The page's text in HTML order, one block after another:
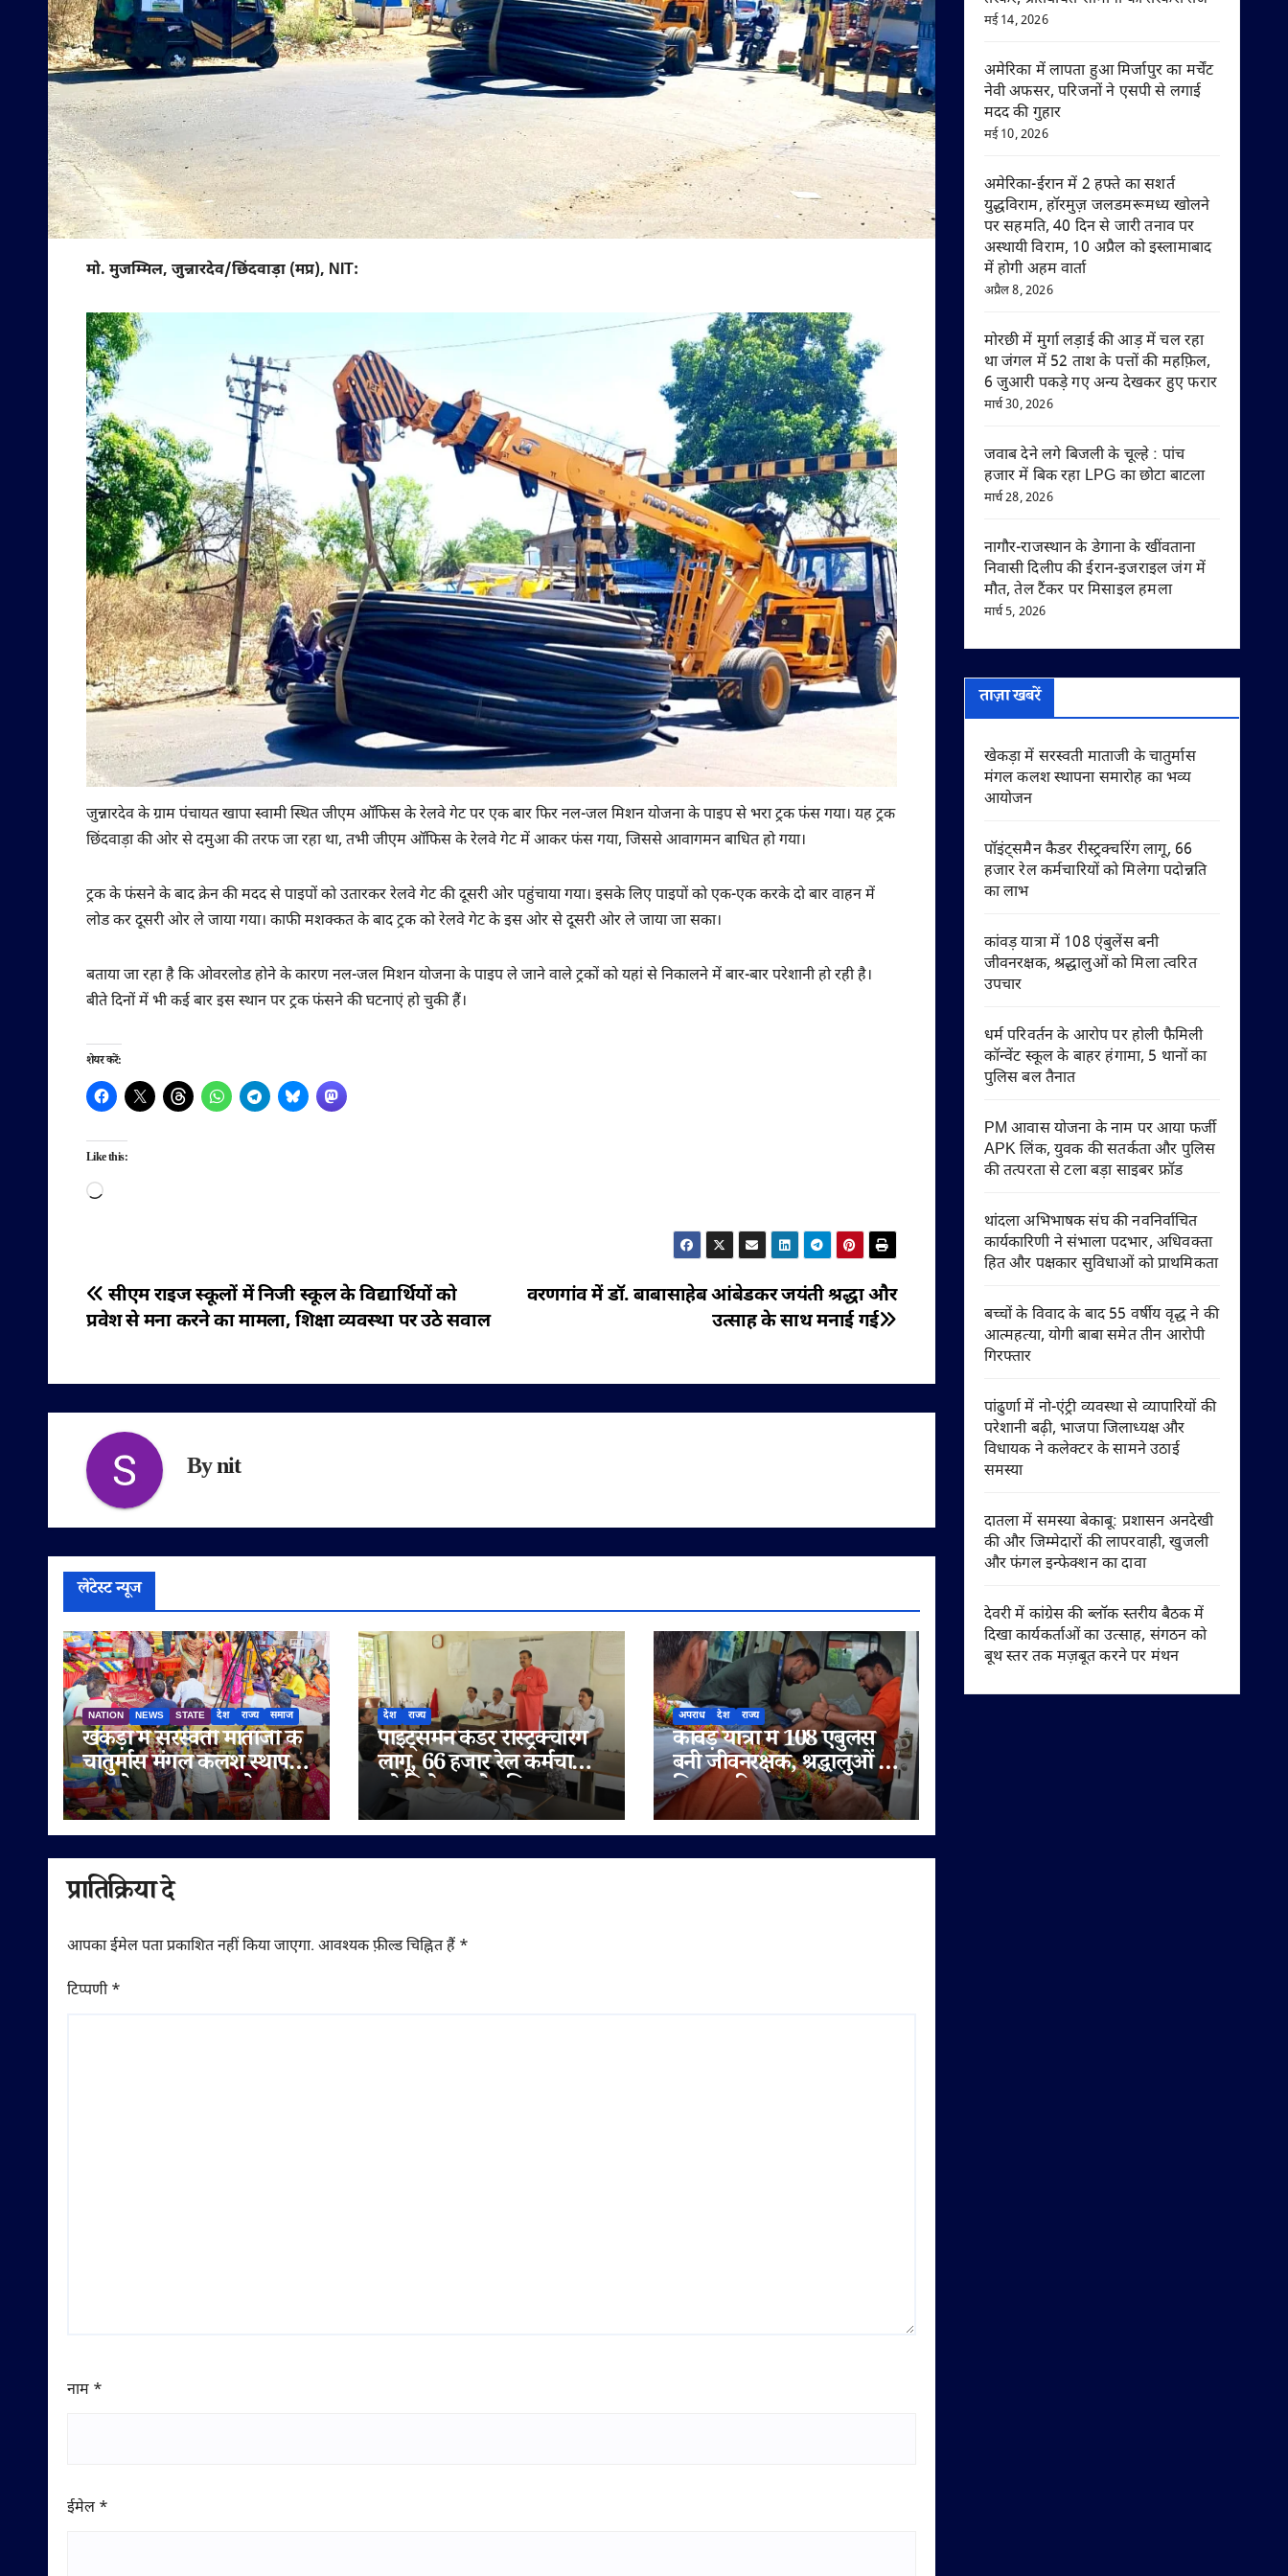
मो. मुजम्मिल, जुन्नारदेव/छिंदवाड़ा (मप्र), NIT:
जुन्नारदेव के ग्राम पंचायत खापा स्वामी स्थित जीएम ऑफिस के रेलवे गेट पर एक बार फिर नल-जल मिशन योजना के पाइप से भरा ट्रक फंस गया। यह ट्रक
छिंदवाड़ा की ओर से दमुआ की तरफ जा रहा था, तभी जीएम ऑफिस के रेलवे गेट में आकर फंस गया, जिससे आवागमन बाधित हो गया।
ट्रक के फंसने के बाद क्रेन की मदद से पाइपों को उतारकर रेलवे गेट की दूसरी ओर पहुंचाया गया। इसके लिए पाइपों को एक-एक करके दो बार वाहन में
लोड कर दूसरी ओर ले जाया गया। काफी मशक्कत के बाद ट्रक को रेलवे गेट के इस ओर से दूसरी ओर ले जाया जा सका।
बताया जा रहा है कि ओवरलोड होने के कारण नल-जल मिशन योजना के पाइप ले जाने वाले ट्रकों को यहां से निकालने में बार-बार परेशानी हो रही है।
बीते दिनों में भी कई बार इस स्थान पर ट्रक फंसने की घटनाएं हो चुकी हैं।
शेयर करें:
Like this:
Loading…
पोस्ट
नेविगेशन
वरणगांव में डॉ. बाबासाहेब आंबेडकर जयंती श्रद्धा और
उत्साह के साथ मनाई गई
सीएम राइज स्कूलों में निजी स्कूल के विद्यार्थियों को
प्रवेश से मना करने का मामला, शिक्षा व्यवस्था पर उठे सवाल
Bynit
लेटेस्ट न्यूज
NATION NEWS STATE देश राज्य समाज
खेकड़ा में सरस्वती माताजी के
चातुर्मास मंगल कलश स्थापना
समारोह का भव्य आयोजन
देश राज्य
पॉइंट्समैन कैडर रीस्ट्रक्चरिंग
लागू, 66 हजार रेल कर्मचारियों
को मिलेगा पदोन्नति का लाभ
अपराध देश राज्य
कांवड़ यात्रा में 108 एंबुलेंस
बनी जीवनरक्षक, श्रद्धालुओं को
मिला त्वरित उपचार
प्रातिक्रिया दे
आपका ईमेल पता प्रकाशित नहीं किया जाएगा. आवश्यक फ़ील्ड चिह्नित हैं *
टिप्पणी*
नाम *
ईमेल *
मई 14, 2026
अमेरिका में लापता हुआ मिर्जापुर का मर्चेंट
नेवी अफसर, परिजनों ने एसपी से लगाई
मदद की गुहार
मई 10, 2026
अमेरिका-ईरान में 2 हफ्ते का सशर्त
युद्धविराम, हॉरमुज़ जलडमरूमध्य खोलने
पर सहमति, 40 दिन से जारी तनाव पर
अस्थायी विराम, 10 अप्रैल को इस्लामाबाद
में होगी अहम वार्ता
अप्रैल 8, 2026
मोरछी में मुर्गा लड़ाई की आड़ में चल रहा
था जंगल में 52 ताश के पत्तों की महफ़िल,
6 जुआरी पकड़े गए अन्य देखकर हुए फरार
मार्च 30, 2026
जवाब देने लगे बिजली के चूल्हे : पांच
हजार में बिक रहा LPG का छोटा बाटला
मार्च 28, 2026
नागौर-राजस्थान के डेगाना के खींवताना
निवासी दिलीप की ईरान-इजराइल जंग में
मौत, तेल टैंकर पर मिसाइल हमला
मार्च 5, 2026
ताज़ा खबरें
खेकड़ा में सरस्वती माताजी के चातुर्मास
मंगल कलश स्थापना समारोह का भव्य
आयोजन
पॉइंट्समैन कैडर रीस्ट्रक्चरिंग लागू, 66
हजार रेल कर्मचारियों को मिलेगा पदोन्नति
का लाभ
कांवड़ यात्रा में 108 एंबुलेंस बनी
जीवनरक्षक, श्रद्धालुओं को मिला त्वरित
उपचार
धर्म परिवर्तन के आरोप पर होली फैमिली
कॉन्वेंट स्कूल के बाहर हंगामा, 5 थानों का
पुलिस बल तैनात
PM आवास योजना के नाम पर आया फर्जी
APK लिंक, युवक की सतर्कता और पुलिस
की तत्परता से टला बड़ा साइबर फ्रॉड
थांदला अभिभाषक संघ की नवनिर्वाचित
कार्यकारिणी ने संभाला पदभार, अधिवक्ता
हित और पक्षकार सुविधाओं को प्राथमिकता
बच्चों के विवाद के बाद 55 वर्षीय वृद्ध ने की
आत्महत्या, योगी बाबा समेत तीन आरोपी
गिरफ्तार
पांढुर्णा में नो-एंट्री व्यवस्था से व्यापारियों की
परेशानी बढ़ी, भाजपा जिलाध्यक्ष और
विधायक ने कलेक्टर के सामने उठाई
समस्या
दातला में समस्या बेकाबू: प्रशासन अनदेखी
की और जिम्मेदारों की लापरवाही, खुजली
और फंगल इन्फेक्शन का दावा
देवरी में कांग्रेस की ब्लॉक स्तरीय बैठक में
दिखा कार्यकर्ताओं का उत्साह, संगठन को
बूथ स्तर तक मज़बूत करने पर मंथन